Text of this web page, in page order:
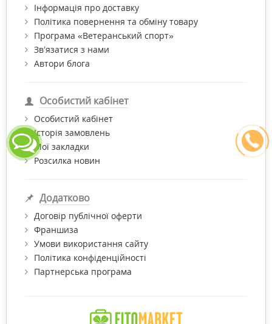
Інформація про доставку
Політика повернення та обміну товару
Програма «Ветеранський спорт»
Зв’язатися з нами
Автори блога
Особистий кабінет
Особистий кабінет
Історія замовлень
Мої закладки
Розсилка новин
Додатково
Договір публічної оферти
Франшиза
Умови використання сайту
Політика конфіденційності
Партнерська програма